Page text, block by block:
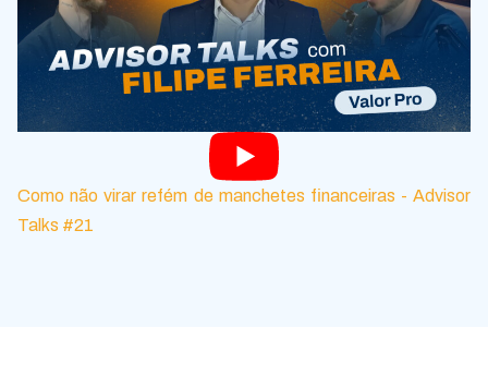
Como não virar refém de manchetes financeiras - Advisor
Talks #21